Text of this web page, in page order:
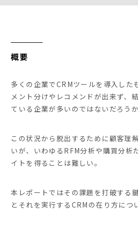
概要
多くの企業でCRMツールを導入した
メント分けやレコメンドが出来ず、
ている企業が多いのではないだろうか
この状況から脱出するために顧客理
いが、いわゆるRFM分析や購買分析
イトを得ることは難しい。
本レポートではその課題を打破する
とそれを実行するCRMの在り方につ